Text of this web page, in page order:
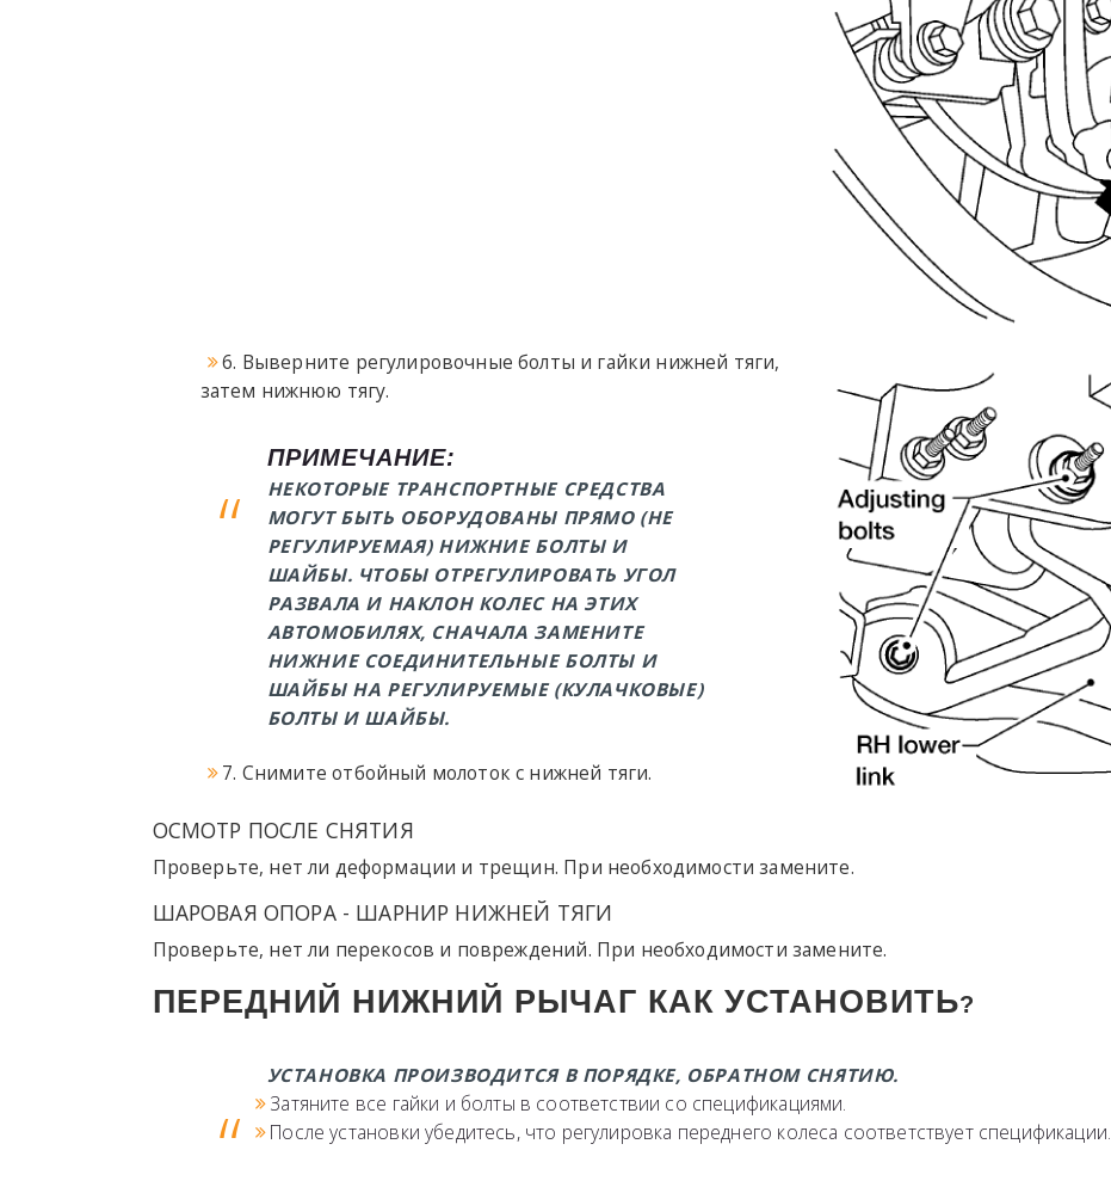
6. Выверните регулировочные болты и гайки нижней тяги,
затем нижнюю тягу.
ПРИМЕЧАНИЕ:
НЕКОТОРЫЕ ТРАНСПОРТНЫЕ СРЕДСТВА
МОГУТ БЫТЬ ОБОРУДОВАНЫ ПРЯМО (НЕ
РЕГУЛИРУЕМАЯ) НИЖНИЕ БОЛТЫ И
ШАЙБЫ. ЧТОБЫ ОТРЕГУЛИРОВАТЬ УГОЛ
РАЗВАЛА И НАКЛОН КОЛЕС НА ЭТИХ
АВТОМОБИЛЯХ, СНАЧАЛА ЗАМЕНИТЕ
НИЖНИЕ СОЕДИНИТЕЛЬНЫЕ БОЛТЫ И
ШАЙБЫ НА РЕГУЛИРУЕМЫЕ (КУЛАЧКОВЫЕ)
БОЛТЫ И ШАЙБЫ.
7. Снимите отбойный молоток с нижней тяги.
ОСМОТР ПОСЛЕ СНЯТИЯ
Проверьте, нет ли деформации и трещин. При необходимости замените.
ШАРОВАЯ ОПОРА - ШАРНИР НИЖНЕЙ ТЯГИ
Проверьте, нет ли перекосов и повреждений. При необходимости замените.
ПЕРЕДНИЙ НИЖНИЙ РЫЧАГ КАК УСТАНОВИТЬ?
УСТАНОВКА ПРОИЗВОДИТСЯ В ПОРЯДКЕ, ОБРАТНОМ СНЯТИЮ.
Затяните все гайки и болты в соответствии со спецификациями.
После установки убедитесь, что регулировка переднего колеса соответствует спецификации.